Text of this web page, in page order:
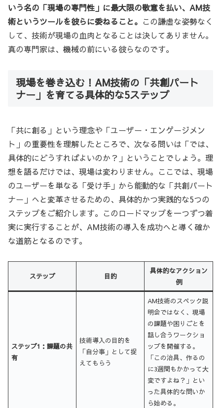
いう名の「現場の専門性」に最大限の敬意を払い、AM技
術というツールを彼らに委ねること。 この謙虚な姿勢なく
して、技術が現場の血肉となることは決してありません。
真の専門家は、機械の前にいる彼らなのです。
現場を巻き込む！AM技術の「共創パート
ナー」を育てる具体的な5ステップ
「共に創る」という理念や「ユーザー・エンゲージメン
ト」の重要性を理解したところで、次なる問いは「では、
具体的にどうすればよいのか？」ということでしょう。理
想を語るだけでは、現場は変わりません。ここでは、現場
のユーザーを単なる「受け手」から能動的な「共創パート
ナー」へと変革させるための、具体的かつ実践的な5つの
ステップをご紹介します。このロードマップを一つずつ着
実に実行することが、AM技術の導入を成功へと導く確か
な道筋となるのです。
ステップ 目的
具体的なアクション
例
ステップ1：課題の共
有
技術導入の目的を
「自分事」として捉
えてもらう
AM技術のスペック説
明会ではなく、現場
の課題や困りごとを
話し合うワークショ
ップを開催する。
「この治具、作るの
に3週間もかかって大
変ですよね？」とい
った具体的な問いか
ら始める。